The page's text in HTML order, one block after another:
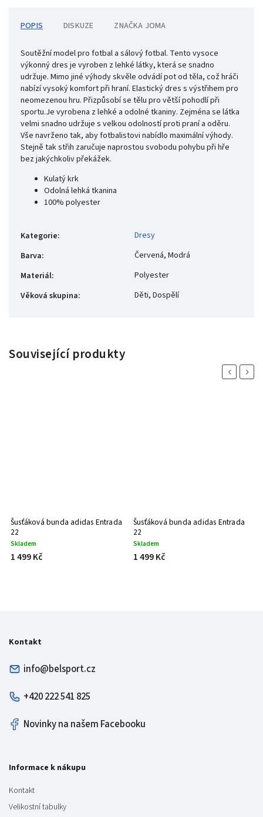
POPIS DISKUZE ZNAČKA JOMA
Soutěžní model pro fotbal a sálový fotbal. Tento vysoce
výkonný dres je vyroben z lehké látky, která se snadno
udržuje. Mimo jiné výhody skvěle odvádí pot od těla, což hráči
nabízí vysoký komfort při hraní. Elastický dres s výstřihem pro
neomezenou hru. Přizpůsobí se tělu pro větší pohodlí při
sportu.Je vyrobena z lehké a odolné tkaniny. Zejména se látka
velmi snadno udržuje s velkou odolností proti praní a oděru.
Vše navrženo tak, aby fotbalistovi nabídlo maximální výhody.
Stejně tak střih zaručuje naprostou svobodu pohybu při hře
bez jakýchkoliv překážek.
Kulatý krk
Odolná lehká tkanina
100% polyester
Kategorie:
Dresy
Barva:
Červená, Modrá
Materiál:
Polyester
Věková skupina: Děti, Dospělí
Související produkty
Previous
Šusťáková bunda adidas Entrada
22
Skladem
1 499 Kč
Šusťáková bunda adidas Entrada
22
Skladem
1 499 Kč
Next
Kontakt
info@belsport.cz
+420 222 541 825
Novinky na našem Facebooku
Informace k nákupu
Kontakt
Velikostní tabulky